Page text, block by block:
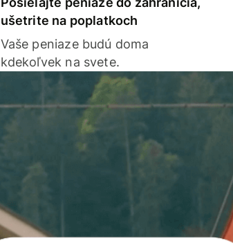
ušetrite na poplatkoch
Vaše peniaze budú doma
kdekoľvek na svete.